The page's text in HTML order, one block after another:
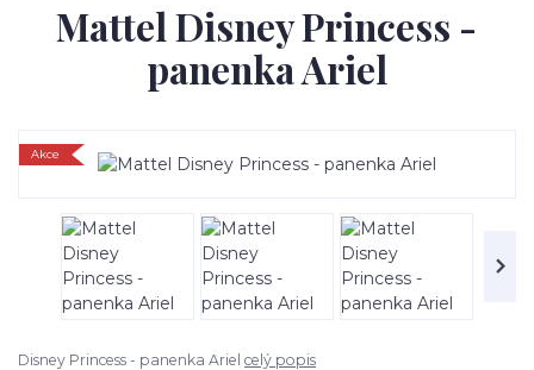
Mattel Disney Princess -
panenka Ariel
Akce
Disney Princess - panenka Ariel celý popis